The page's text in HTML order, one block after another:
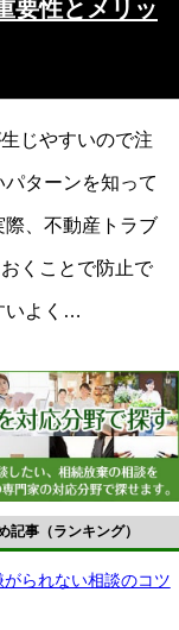
要性とメリッ
じやすいので注
ターンを知って
、不動産トラブ
くことで防止で
いよく…
記事（ランキング）
られない相談のコツ